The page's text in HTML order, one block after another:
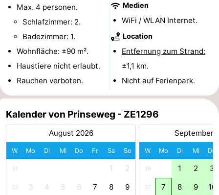
Reitschulen
Golfplatze
Sportangeln
Mondriaan
Toorop
Essen
und
trinken
Veranstaltungen
Ringstechen
Praktisch
Forum
Max. 4 personen.
Schlafzimmer: 2.
Badezimmer: 1.
Wohnfläche: ±90 m².
Haustiere nicht erlaubt.
Rauchen verboten.
Medien
WiFi / WLAN Internet.
Location
Entfernung zum Strand:
±1,1 km.
Nicht auf Ferienpark.
Kalender von Prinseweg - ZE1296
August 2026
W Mo Di Mi Do Fr Sa So
31 1 2
32 3 4 5 6 7 8 9
September
W Mo Di Mi Do
36 1 2 3
37 7 8 9 10